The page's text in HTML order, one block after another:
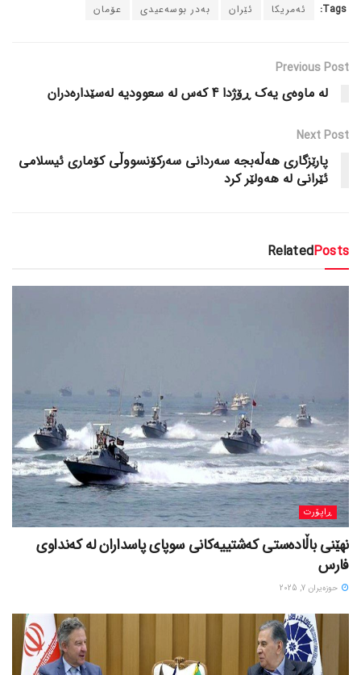
Tags: ئەمریکا ئێران بەدر بوسەعیدی عۆمان
Previous Post
لە ماوەی یەک ڕۆژدا 4 کەس لە سعوودیە لەسێدارەدران
Next Post
پارێزگاری هەڵەبجە سەردانی سەرکۆنسووڵی کۆماری ئیسلامی
ئێرانی لە هەولێر کرد
RelatedPosts
ڕاپۆرت
نهێنی باڵادەستی کەشتییەکانی سوپای پاسداران لە کەنداوی
فارس
حوزه‌یران 7, 2025